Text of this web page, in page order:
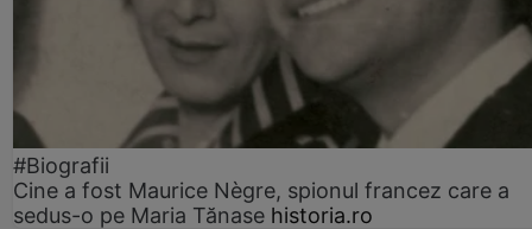
#Biografii
Cine a fost Maurice Nègre, spionul francez care a
sedus-o pe Maria Tănase historia.ro